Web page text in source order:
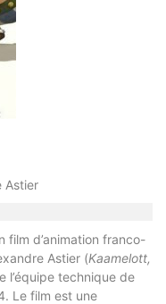
Astier
film d’animation franco-
Astier (Kaamelott,
l’équipe technique de
Le film est une